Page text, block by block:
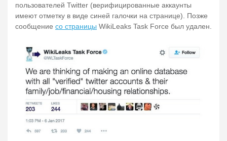
пользователей Twitter (верифицированные аккаунты
имеют отметку в виде синей галочки на странице). Позже
сообщение со страницы WikiLeaks Task Force был удален.